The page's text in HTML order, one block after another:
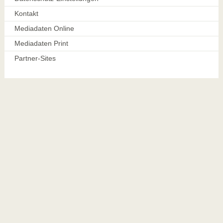
Kontakt
Mediadaten Online
Mediadaten Print
Partner-Sites